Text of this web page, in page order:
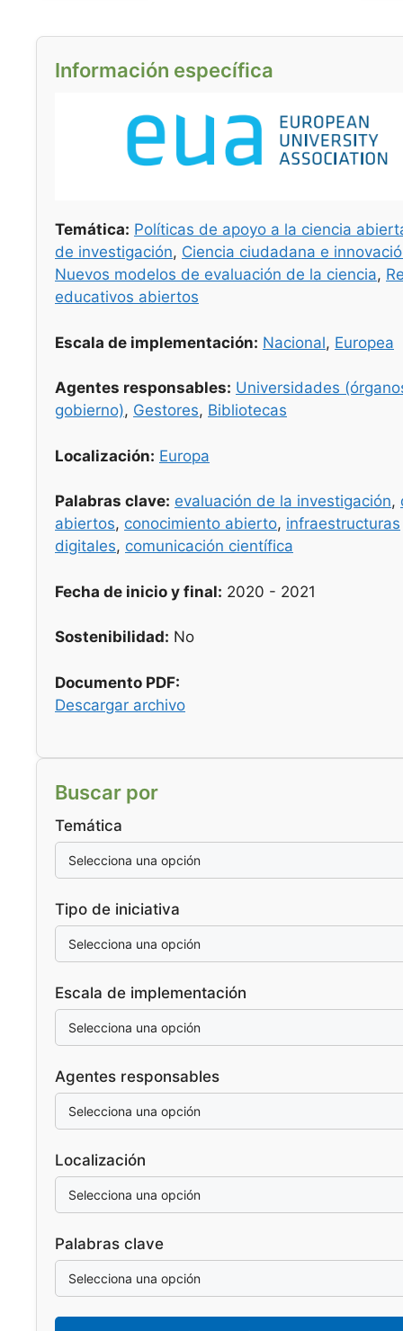
Información específica
Temática: Políticas de apoyo a la ciencia
de investigación, Ciencia ciudadana e
Nuevos modelos de evaluación de la ciencia,
educativos abiertos
Escala de implementación: Nacional, Europea
Agentes responsables: Universidades
gobierno), Gestores, Bibliotecas
Localización: Europa
Palabras clave: evaluación de la investigación,
abiertos, conocimiento abierto, infraestructuras
digitales, comunicación científica
Fecha de inicio y final: 2020 - 2021
Sostenibilidad: No
Documento PDF:
Descargar archivo
Buscar por
Temática
Tipo de iniciativa
Escala de implementación
Agentes responsables
Localización
Palabras clave